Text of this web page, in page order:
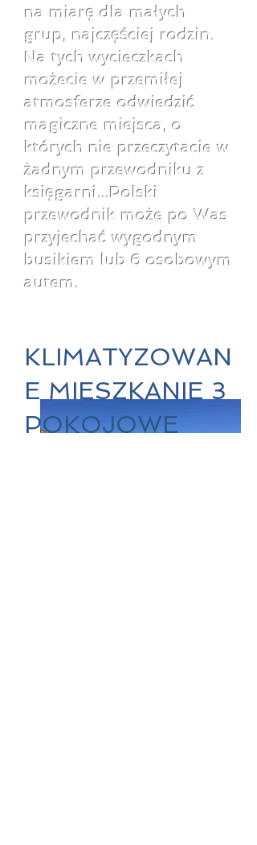
KLIMATYZOWAN
E MIESZKANIE 3
POKOJOWE
na miarę dla małych
grup, najczęściej rodzin.
Na tych wycieczkach
możecie w przemiłej
atmosferze odwiedzić
magiczne miejsca, o
których nie przeczytacie w
żadnym przewodniku z
księgarni...Polski
przewodnik może po Was
przyjechać wygodnym
busikiem lub 6 osobowym
autem.